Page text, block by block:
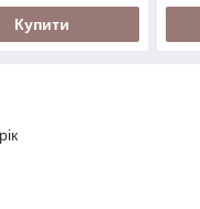
Купити